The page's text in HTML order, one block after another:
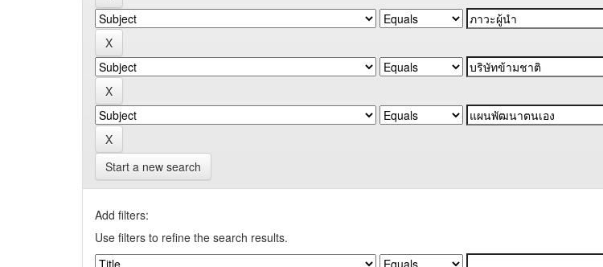
Start a new search
Add filters:
Use filters to refine the search results.